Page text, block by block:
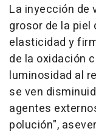
La inyección de
grosor de la piel
elasticidad y
de la oxidación
luminosidad al
se ven
agentes
polución",